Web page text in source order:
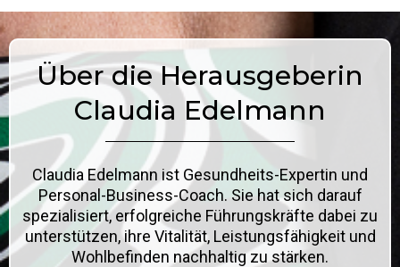
Über die Herausgeberin
Claudia Edelmann
Claudia Edelmann ist Gesundheits-Expertin und
Personal-Business-Coach. Sie hat sich darauf
spezialisiert, erfolgreiche Führungskräfte dabei zu
unterstützen, ihre Vitalität, Leistungsfähigkeit und
Wohlbefinden nachhaltig zu stärken.